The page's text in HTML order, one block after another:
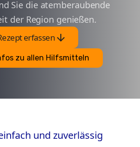
Sie die atemberaubende
der Region genießen.
erfassenarrow_downward
zu allen Hilfsmitteln
und zuverlässig